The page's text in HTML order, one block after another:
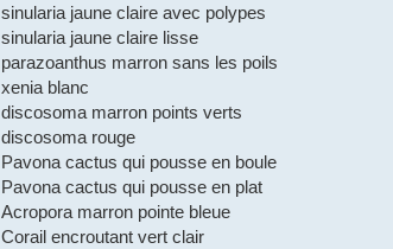
sinularia jaune claire avec polypes
sinularia jaune claire lisse
parazoanthus marron sans les poils
xenia blanc
discosoma marron points verts
discosoma rouge
Pavona cactus qui pousse en boule
Pavona cactus qui pousse en plat
Acropora marron pointe bleue
Corail encroutant vert clair